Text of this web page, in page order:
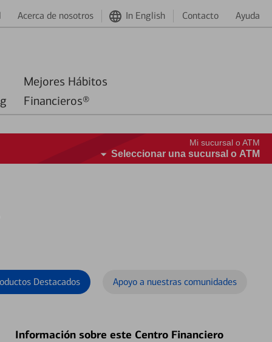
Acerca de nosotros In English Contacto Ayuda
Mejores Hábitos
Financieros®
Mi sucursal o ATM
Seleccionar una sucursal o ATM
Destacados Apoyo a nuestras comunidades
Información sobre este Centro Financiero